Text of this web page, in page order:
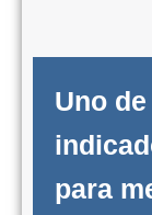
Uno
para